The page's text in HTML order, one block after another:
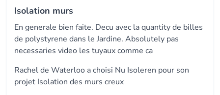
Isolation murs
En generale bien faite. Decu avec la quantity de billes
de polystyrene dans le Jardine. Absolutely pas
necessaries video les tuyaux comme ca
Rachel de Waterloo a choisi Nu Isoleren pour son
projet Isolation des murs creux